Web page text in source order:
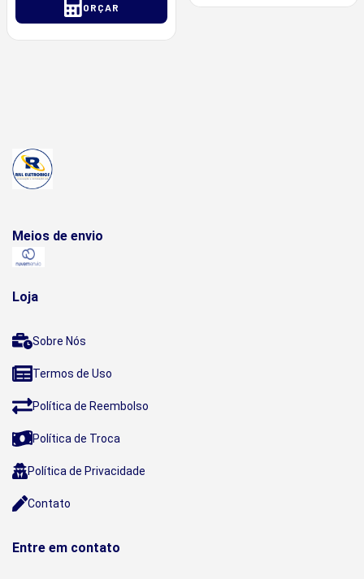
ORÇAR
Meios de envio
Loja
Sobre Nós
Termos de Uso
Política de Reembolso
Política de Troca
Política de Privacidade
Contato
Entre em contato